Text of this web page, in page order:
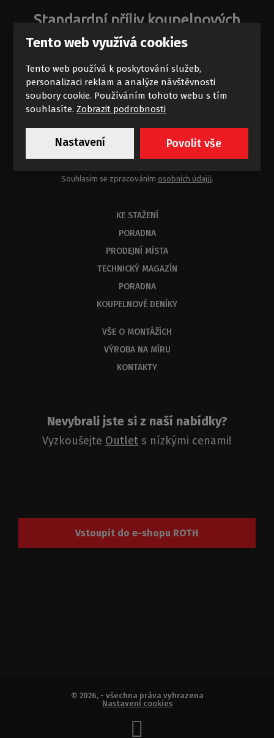
Standardní příliv koupelnových
zajímavostí
Novinky a akce na e-mail
Souhlasím se zpracováním osobních údajů.
KE STAŽENÍ
PORADNA
PRODEJNÍ MÍSTA
TECHNICKÝ MAGAZÍN
PORADNA
KOUPELNOVÉ DENÍKY
VŠE O MONTÁŽÍCH
VÝROBA NA MÍRU
KONTAKTY
Nevybrali jste si z naší nabídky?
Vyzkoušejte Outlet s nízkými cenami!
Vstoupit do e-shopu ROTH
© 2026, - všechna práva vyhrazena
Nastavení cookies
Tento web využívá cookies
Tento web používá k poskytování služeb,
personalizaci reklam a analýze návštěvnosti
soubory cookie. Používáním tohoto webu s tím
souhlasíte.Zobrazit podrobnosti
Nastavení Povolit vše